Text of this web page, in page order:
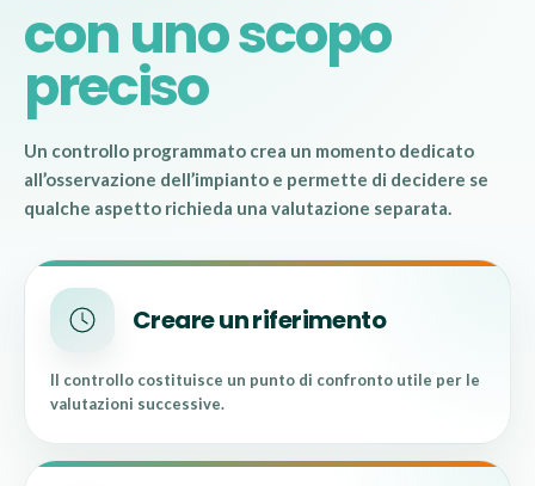
con uno scopo
preciso
Un controllo programmato crea un momento dedicato
all’osservazione dell’impianto e permette di decidere se
qualche aspetto richieda una valutazione separata.
Creare un riferimento
Il controllo costituisce un punto di confronto utile per le
valutazioni successive.